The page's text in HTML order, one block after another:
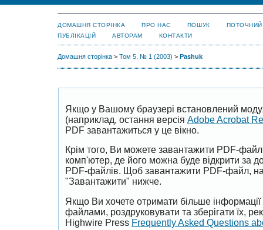
ДОМАШНЯ СТОРІНКА ПРО НАС ПОШУК
ПОТОЧНИЙ
ПУБЛІКАЦІЙ
АВТОРАМ КОНТАКТИ
Домашня сторінка > Том 5, № 1 (2003) > Pashuk
Якщо у Вашому браузері встановлений
(наприклад, остання версія Adobe Acrobat
PDF завантажиться у це вікно.
Крім того, Ви можете завантажити PDF-
комп'ютер, де його можна буде відкрити за
PDF-файлів. Щоб завантажити PDF-файл,
"Завантажити" нижче.
Якщо Ви хочете отримати більше
файлами, роздруковувати та зберігати їх,
Highwire Press Frequently Asked Questions